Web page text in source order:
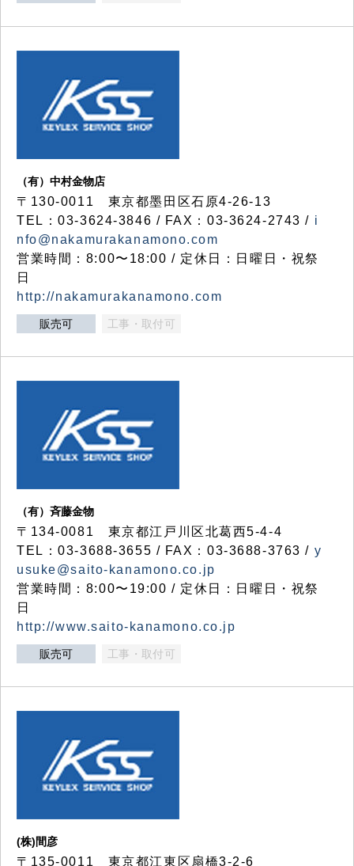
（有）中村金物店
〒130-0011 東京都墨田区石原4-26-13
TEL：03-3624-3846 / FAX：03-3624-2743 / i
nfo@nakamurakanamono.com
営業時間：8:00〜18:00 / 定休日：日曜日・祝祭
日
http://nakamurakanamono.com
販売可 工事・取付可
（有）斉藤金物
〒134-0081 東京都江戸川区北葛西5-4-4
TEL：03-3688-3655 / FAX：03-3688-3763 / y
usuke@saito-kanamono.co.jp
営業時間：8:00〜19:00 / 定休日：日曜日・祝祭
日
http://www.saito-kanamono.co.jp
販売可 工事・取付可
(株)間彦
〒135-0011 東京都江東区扇橋3-2-6